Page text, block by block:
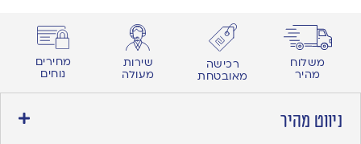
משלוח
מהיר
רכישה
מאובטחת
שירות
מעולה
מחירים
נוחים
ניווט מהיר